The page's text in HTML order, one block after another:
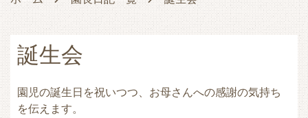
誕生会
園児の誕生日を祝いつつ、お母さんへの感謝の気持ち
を伝えます。